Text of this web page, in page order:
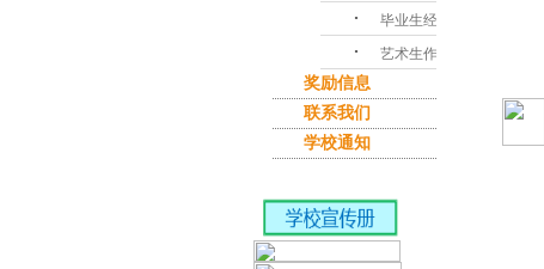
･ 毕业生经验谈
･ 艺术生作品集
奖励信息
联系我们
学校通知